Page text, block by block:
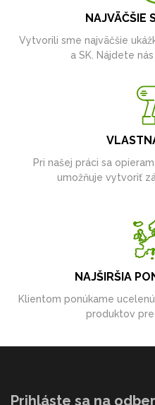
NAJVÄČŠIE
Vytvorili sme najväčšie
a SK. Nájdete
Pri našej práci sa
umožňuje vytvoriť
NAJŠIRŠIA
Klientom ponúkame
produktov
Prihláste sa na